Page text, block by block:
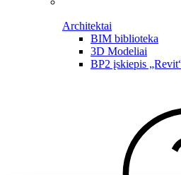
Architektai
BIM biblioteka
3D Modeliai
BP2 įskiepis